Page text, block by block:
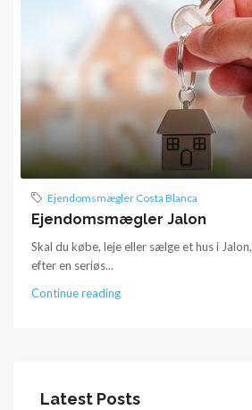
Ejendomsmægler Costa Blanca
Ejendomsmægler Jalon
Skal du købe, leje eller sælge et hus i
efter en seriøs...
Continue reading
Latest Posts